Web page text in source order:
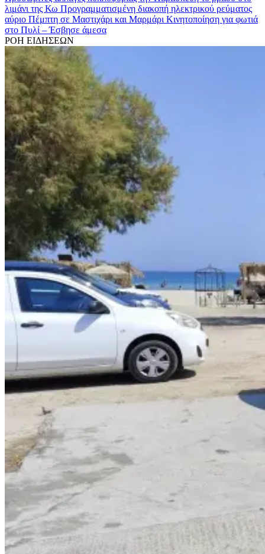
λιμάνι της Κω Προγραμματισμένη διακοπή ηλεκτρικού ρεύματος
αύριο Πέμπτη σε Μαστιχάρι και Μαρμάρι Κινητοποίηση για φωτιά
στo Πυλί – Έσβησε άμεσα
ΡΟΗ ΕΙΔΗΣΕΩΝ